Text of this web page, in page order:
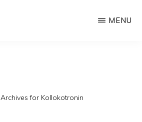
MENU
Archives for Kollokotronin